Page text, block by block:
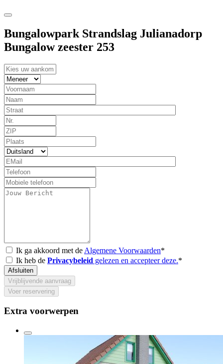
Bungalowpark Strandslag Julianadorp
Bungalow zeester 253
Ik ga akkoord met de Algemene Voorwaarden*
Ik heb de Privacybeleid gelezen en accepteer deze.*
Afsluiten
Vrijblijvende aanvraag
Voer reservering
Extra voorwerpen